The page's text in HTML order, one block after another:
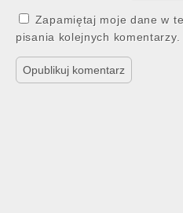
Zapamiętaj moje dane w
pisania kolejnych komentarzy.